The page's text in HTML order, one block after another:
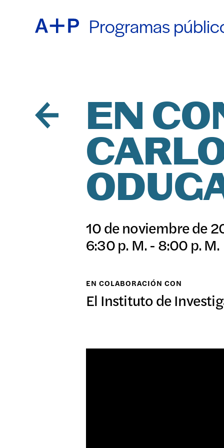
Programas
普通话
日本語
EN
10 de noviembre de
6:30 p. M. - 8:00 p. M.
EN COLABORACIÓN CON
El Instituto de